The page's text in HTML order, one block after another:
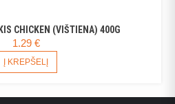
CHICKEN (VIŠTIENA) 400G
1.29 €
Į KREPŠELĮ